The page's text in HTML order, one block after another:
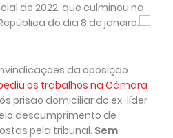
de 2022, que culminou na
do dia 8 de janeiro.
da oposição
os trabalhos na Câmara
prisão domiciliar do ex-líder
descumprimento de
pela tribunal. Sem